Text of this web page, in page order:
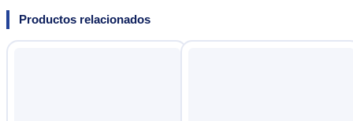
Productos relacionados